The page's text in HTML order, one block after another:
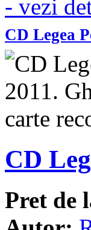
- vezi
CD Legea
CD
Pret de